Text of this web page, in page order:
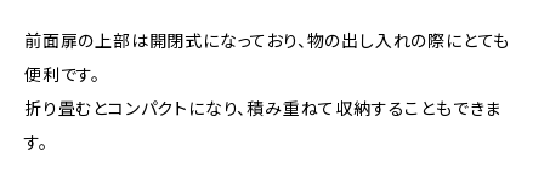
前面扉の上部は開閉式になっており、物の出し入れの際にとても
便利です。
折り畳むとコンパクトになり、積み重ねて収納することもできま
す。